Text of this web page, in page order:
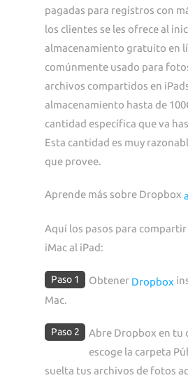
pagadas para registros con
los clientes se les ofrece al
almacenamiento gratuito en
comúnmente usado para
archivos compartidos en
almacenamiento hasta de
cantidad específica que va
Esta cantidad es muy
que provee.
Aprende más sobre Dropbox
Aquí los pasos para
iMac al iPad:
Paso 1 Obtener Dropbox
Mac.
Paso 2
Abre Dropbox en tu
escoge la carpeta
suelta tus archivos de fotos